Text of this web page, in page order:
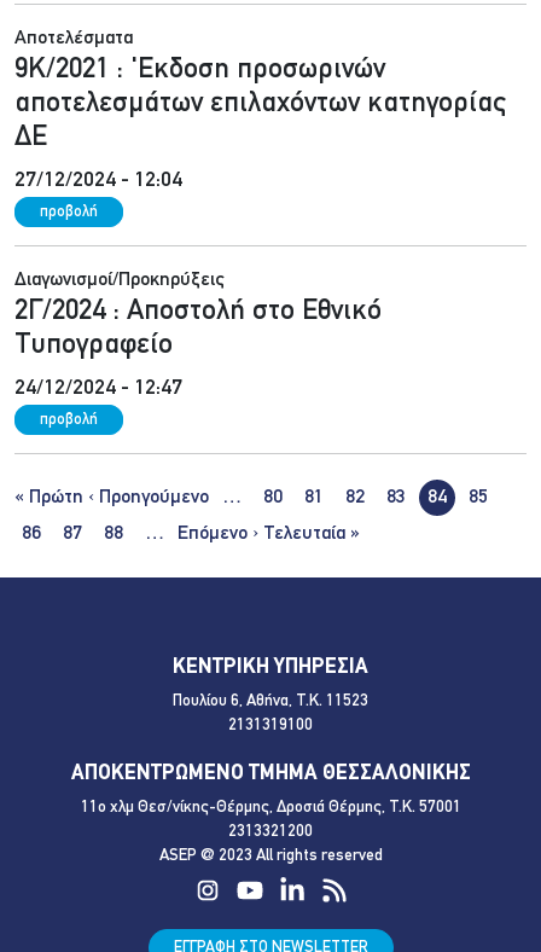
Αποτελέσματα
9Κ/2021 : 'Εκδοση προσωρινών
αποτελεσμάτων επιλαχόντων κατηγορίας
ΔΕ
27/12/2024 - 12:04
προβολή
Διαγωνισμοί/Προκηρύξεις
2Γ/2024 : Αποστολή στο Εθνικό
Τυπογραφείο
24/12/2024 - 12:47
προβολή
Σελιδοποίηση
« Πρώτη First page
‹ ΠροηγούμενοΠροηγούμενη σελίδα
… 80 81 82 83 84
85
86
87 88 … Επόμενο ›Next page
Τελευταία »
ΚΕΝΤΡΙΚΗ ΥΠΗΡΕΣΙΑ
Πουλίου 6, Αθήνα, Τ.Κ. 11523
2131319100
ΑΠΟΚΕΝΤΡΩΜΕΝΟ ΤΜΗΜΑ ΘΕΣΣΑΛΟΝΙΚΗΣ
11ο χλμ Θεσ/νίκης-Θέρμης, Δροσιά Θέρμης, Τ.Κ. 57001
2313321200
ASEP @ 2023 All rights reserved
ΕΓΓΡΑΦΗ ΣΤΟ NEWSLETTER